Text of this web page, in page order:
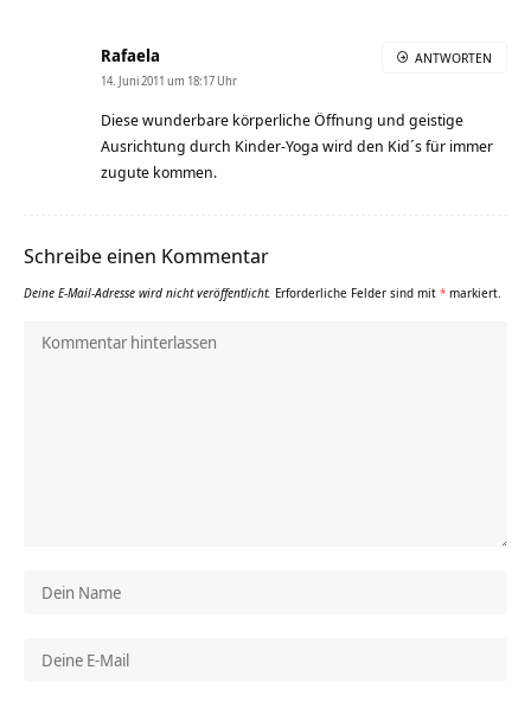
Rafaela
14. Juni 2011 um 18:17 Uhr
Diese wunderbare körperliche Öffnung und geistige
Ausrichtung durch Kinder-Yoga wird den Kid´s für immer
zugute kommen.
ANTWORTEN
Schreibe einen Kommentar
Deine E-Mail-Adresse wird nicht veröffentlicht. Erforderliche Felder sind mit * markiert.